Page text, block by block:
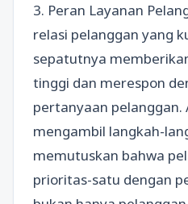
3. Peran Layanan
relasi pelanggan yang
sepatutnya
tinggi dan merespon
pertanyaan pelanggan.
mengambil langkah-
memutuskan bahwa
prioritas-satu dengan